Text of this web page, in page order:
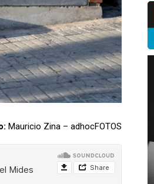
Mauricio Zina – adhocFOTOS